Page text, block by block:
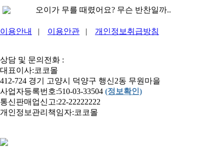
오이가 무를 때렸어요? 무슨 반찬일까..
바나나가 웃으면?..
남에게 먹여야지 맜잇는 탕은?..
길은 길인데 한번 가면 돌아올 수 없..
감은 감인데 못먹는 감은?..
생선중, 가장 똑똑한 생선은?..
이용안내 | 이용안관 | 개인정보취급방침
상담 및 문의전화 :
대표이사:코코몰
412-724 경기 고양시 덕양구 행신2동 무원마을
사업자등록번호:510-03-33504 (정보확인)
통신판매업신고:22-22222222
개인정보관리책임자:코코몰